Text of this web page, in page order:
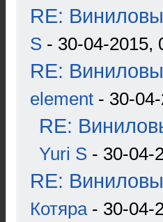
RE:
S - 30-04-2015,
RE:
element - 30-
RE:
Yuri S - 30-04-
RE:
Котяра- 30-04-